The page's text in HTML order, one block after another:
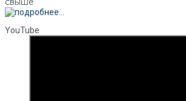
YouTube